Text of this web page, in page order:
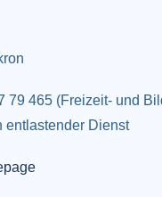
79 465 (Freizeit- und
entlastender Dienst